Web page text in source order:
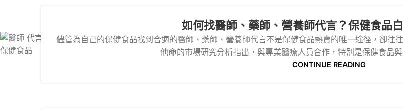
如何找醫師、藥師、營養師代言？保健食品
儘管為自己的保健食品找到合適的醫師、藥師、營養師代言不是保健食品熱賣的唯一途徑，卻
他命的市場研究分析指出，與專業醫療人員合作，特別是保健食品
CONTINUE READING